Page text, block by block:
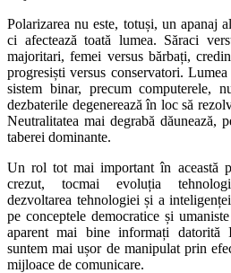
Polarizarea nu este, totuși, un apanaj
ci afectează toată lumea. Săraci
majoritari, femei versus bărbați,
progresiști versus conservatori.
sistem binar, precum computerele,
dezbaterile degenerează în loc să
Neutralitatea mai degrabă dăunează,
taberei dominante.
Un rol tot mai important în această
crezut, tocmai evoluția
dezvoltarea tehnologiei și a
pe conceptele democratice și
aparent mai bine informați datorită
suntem mai ușor de manipulat prin
mijloace de comunicare.